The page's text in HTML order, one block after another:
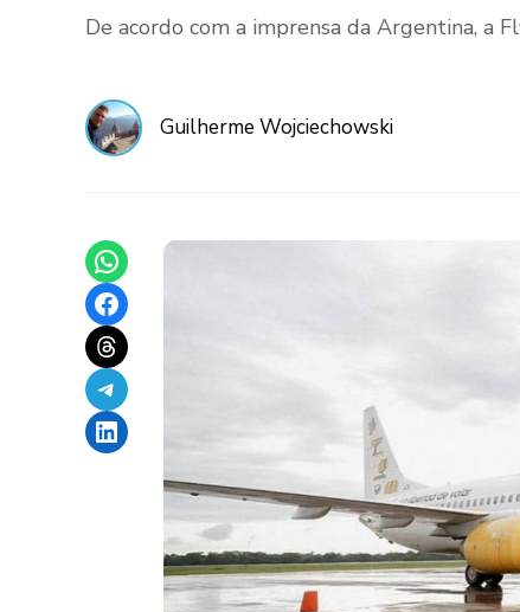
De acordo com a imprensa da Argentina, a
Guilherme Wojciechowski
Share on WhatsApp
Share on Facebook
Share on Threads
Share on Telegram
Share on LinkedIn